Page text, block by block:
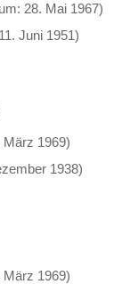
28. Mai 1967)
Juni 1951)
1969)
1938)
1969)